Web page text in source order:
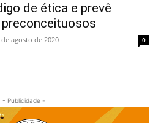
de ética e prevê
de agosto de 2020 0
- Publicidade -